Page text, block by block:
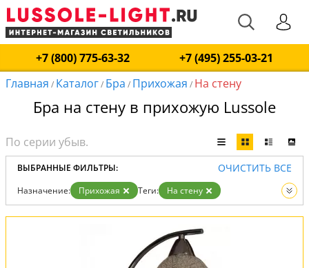
+7 (800) 775-63-32
+7 (495) 255-03-21
Главная / Каталог/ Бра / Прихожая / На стену
Бра на стену в прихожую Lussole
ВЫБРАННЫЕ ФИЛЬТРЫ: ОЧИСТИТЬ ВСЕ
Назначение: Прихожая Теги:
На стену
Вид:
Бра